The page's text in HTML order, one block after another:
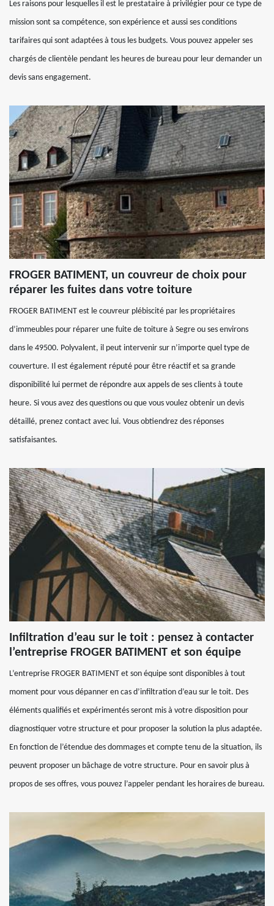
Les raisons pour lesquelles il est le prestataire à privilégier pour ce type de
mission sont sa compétence, son expérience et aussi ses conditions
tarifaires qui sont adaptées à tous les budgets. Vous pouvez appeler ses
chargés de clientèle pendant les heures de bureau pour leur demander un
devis sans engagement.
FROGER BATIMENT, un couvreur de choix pour
réparer les fuites dans votre toiture
FROGER BATIMENT est le couvreur plébiscité par les propriétaires
d’immeubles pour réparer une fuite de toiture à Segre ou ses environs
dans le 49500. Polyvalent, il peut intervenir sur n’importe quel type de
couverture. Il est également réputé pour être réactif et sa grande
disponibilité lui permet de répondre aux appels de ses clients à toute
heure. Si vous avez des questions ou que vous voulez obtenir un devis
détaillé, prenez contact avec lui. Vous obtiendrez des réponses
satisfaisantes.
Infiltration d’eau sur le toit : pensez à contacter
l’entreprise FROGER BATIMENT et son équipe
L’entreprise FROGER BATIMENT et son équipe sont disponibles à tout
moment pour vous dépanner en cas d’infiltration d’eau sur le toit. Des
éléments qualifiés et expérimentés seront mis à votre disposition pour
diagnostiquer votre structure et pour proposer la solution la plus adaptée.
En fonction de l’étendue des dommages et compte tenu de la situation, ils
peuvent proposer un bâchage de votre structure. Pour en savoir plus à
propos de ses offres, vous pouvez l’appeler pendant les horaires de bureau.